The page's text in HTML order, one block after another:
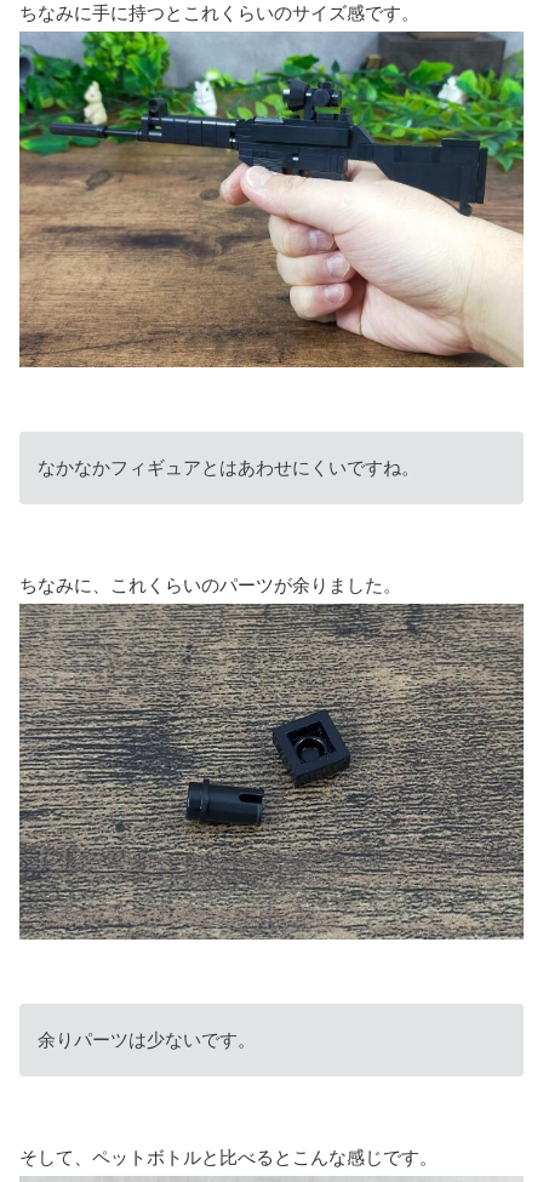
ちなみに手に持つとこれくらいのサイズ感です。
なかなかフィギュアとはあわせにくいですね。
ちなみに、これくらいのパーツが余りました。
余りパーツは少ないです。
そして、ペットボトルと比べるとこんな感じです。